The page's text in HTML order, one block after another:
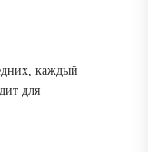
каждый
для